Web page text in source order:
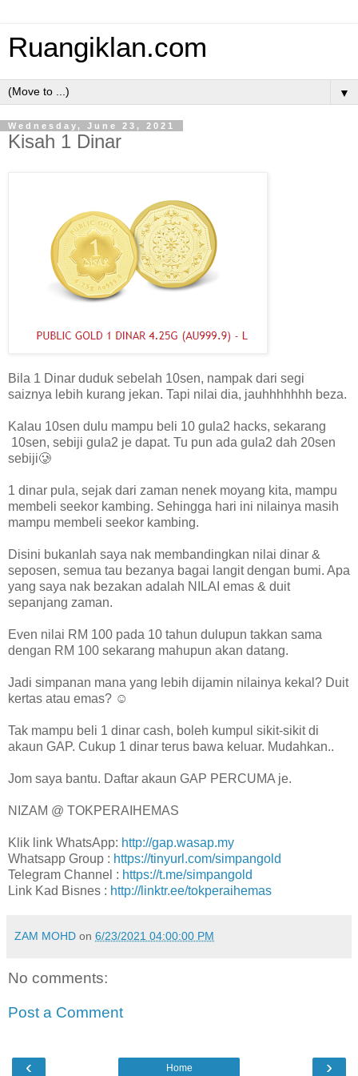
Ruangiklan.com
▼
Wednesday, June 23, 2021
Kisah 1 Dinar
Bila 1 Dinar duduk sebelah 10sen, nampak dari segi
saiznya lebih kurang jekan. Tapi nilai dia, jauhhhhhhh beza.
Kalau 10sen dulu mampu beli 10 gula2 hacks, sekarang
10sen, sebiji gula2 je dapat. Tu pun ada gula2 dah 20sen
sebiji🥲
1 dinar pula, sejak dari zaman nenek moyang kita, mampu
membeli seekor kambing. Sehingga hari ini nilainya masih
mampu membeli seekor kambing.
Disini bukanlah saya nak membandingkan nilai dinar &
seposen, semua tau bezanya bagai langit dengan bumi. Apa
yang saya nak bezakan adalah NILAI emas & duit
sepanjang zaman.
Even nilai RM 100 pada 10 tahun dulupun takkan sama
dengan RM 100 sekarang mahupun akan datang.
Jadi simpanan mana yang lebih dijamin nilainya kekal? Duit
kertas atau emas? ☺️
Tak mampu beli 1 dinar cash, boleh kumpul sikit-sikit di
akaun GAP. Cukup 1 dinar terus bawa keluar. Mudahkan..
Jom saya bantu. Daftar akaun GAP PERCUMA je.
NIZAM @ TOKPERAIHEMAS
Klik link WhatsApp: http://gap.wasap.my
Whatsapp Group : https://tinyurl.com/simpangold
Telegram Channel : https://t.me/simpangold
Link Kad Bisnes : http://linktr.ee/tokperaihemas
ZAM MOHD on 6/23/2021 04:00:00 PM
No comments:
Post a Comment
‹ ›
Home